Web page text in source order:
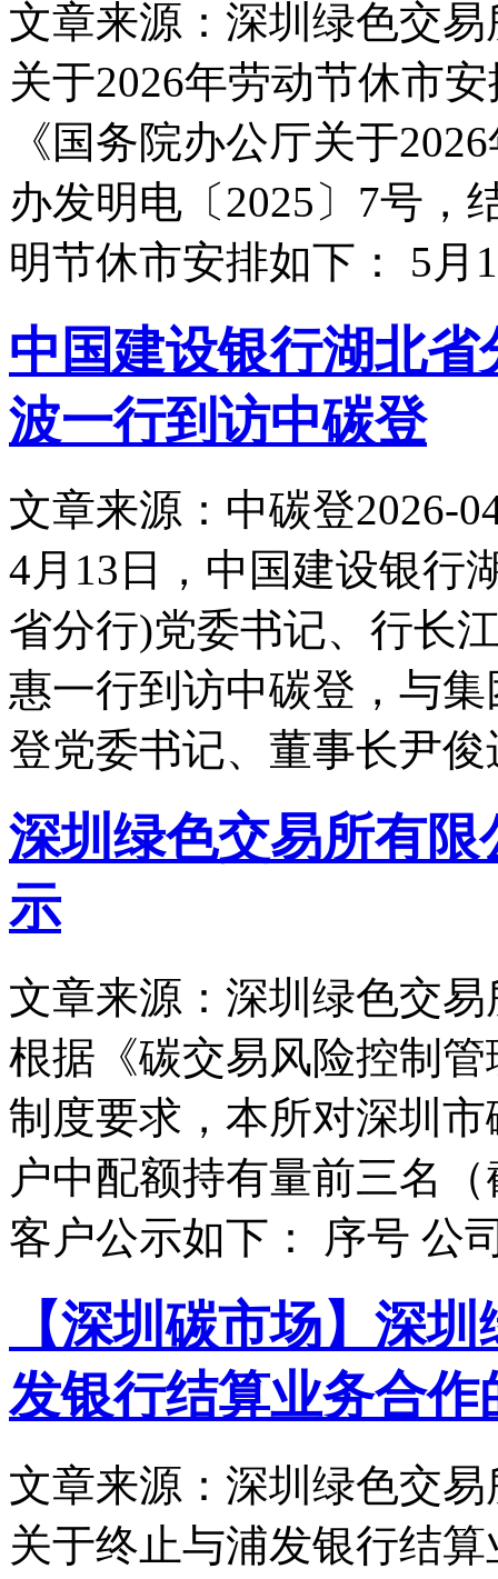
文章来源：深圳绿色交易
关于2026年劳动节休市
《国务院办公厅关于
办发明电〔2025〕7号，
明节休市安排如下： 5月
中国建设银行湖北
波一行到访中碳登
文章来源：中碳登2026-
4月13日，中国建设银行
省分行)党委书记、行长
惠一行到访中碳登，与
登党委书记、董事长尹俊
深圳绿色交易所有限
示
文章来源：深圳绿色交易
根据《碳交易风险控制
制度要求，本所对深圳
户中配额持有量前三名
客户公示如下： 序号 公
【深圳碳市场】深
发银行结算业务合作
文章来源：深圳绿色交易
关于终止与浦发银行结